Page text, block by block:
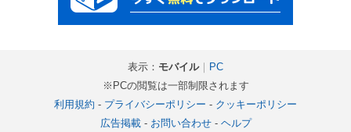
表示： モバイル｜ PC
※PCの閲覧は一部制限されます
利用規約 - プライバシーポリシー - クッキーポリシー
広告掲載- お問い合わせ- ヘルプ